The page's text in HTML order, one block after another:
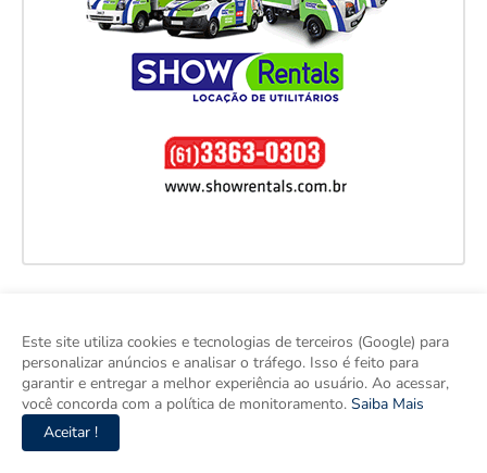
Este site utiliza cookies e tecnologias de terceiros (Google) para
personalizar anúncios e analisar o tráfego. Isso é feito para
garantir e entregar a melhor experiência ao usuário. Ao acessar,
você concorda com a política de monitoramento. Saiba Mais
Aceitar !